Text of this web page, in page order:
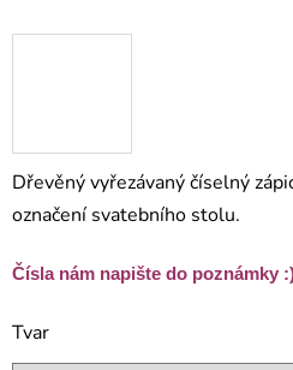
Dřevěný vyřezávaný číselný
označení svatebního stolu.
Čísla nám napište do poznámky
Tvar